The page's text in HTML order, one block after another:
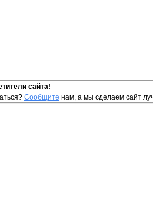
сайта!
Сообщите нам, а мы сделаем сайт